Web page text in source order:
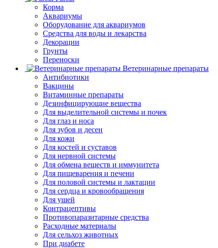
Корма
Аквариумы
Оборудование для аквариумов
Средства для воды и лекарства
Декорации
Грунты
Переноски
Ветеринарные препараты
Антибиотики
Вакцины
Витаминные препараты
Дезинфицирующие вещества
Для выделительной системы и почек
Для глаз и носа
Для зубов и десен
Для кожи
Для костей и суставов
Для нервной системы
Для обмена веществ и иммунитета
Для пищеварения и печени
Для половой системы и лактации
Для сердца и кровообращения
Для ушей
Контрацептивы
Противопаразитарные средства
Расходные материалы
Для сельхоз животных
При диабете